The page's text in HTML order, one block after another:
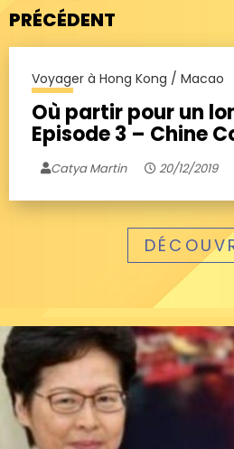
PRÉCÉDENT
Voyager à Hong Kong / Macao
Où partir pour un
Episode 3 – Chine
Catya Martin 20/12/2019